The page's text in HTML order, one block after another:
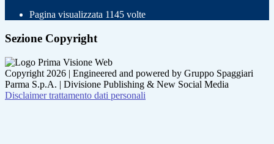
Pagina visualizzata 1145 volte
Sezione Copyright
Copyright 2026 | Engineered and powered by Gruppo Spaggiari
Parma S.p.A. | Divisione Publishing & New Social Media
Disclaimer trattamento dati personali